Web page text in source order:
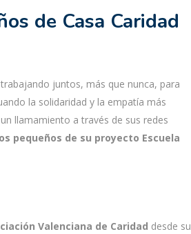
de Casa Caridad
juntos, más que nunca, para
la solidaridad y la empatía más
llamamiento a través de sus redes
pequeños de su proyecto Escuela
Valenciana de Caridad desde su